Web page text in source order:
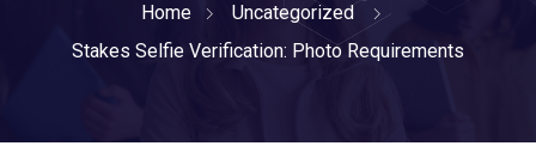
Home
Uncategorized
Stakes Selfie Verification: Photo Requirements